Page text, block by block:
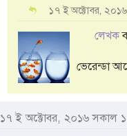
১৭ ই অক্টোবর,
লেখক
ভেরেন্ডা
১৭ ই অক্টোবর, ২০১৬ সকাল